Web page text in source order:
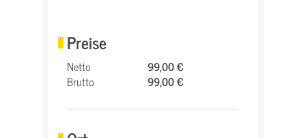
Preise
Netto
99,00 €
Brutto
99,00 €